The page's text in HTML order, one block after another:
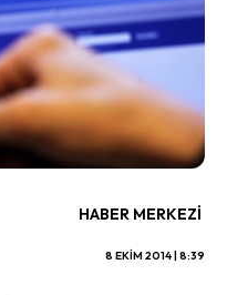
HABER MERKEZI
8 EKIM 2014 | 8:39